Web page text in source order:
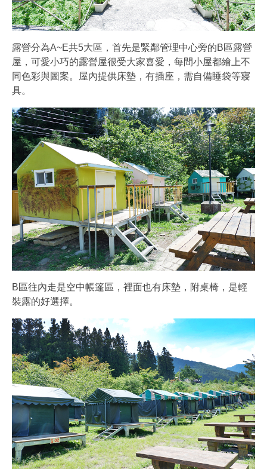
露營分為A~E共5大區，首先是緊鄰管理中心旁的B區露營
屋，可愛小巧的露營屋很受大家喜愛，每間小屋都繪上不
同色彩與圖案。屋內提供床墊，有插座，需自備睡袋等寢
具。
B區往內走是空中帳篷區，裡面也有床墊，附桌椅，是輕
裝露的好選擇。